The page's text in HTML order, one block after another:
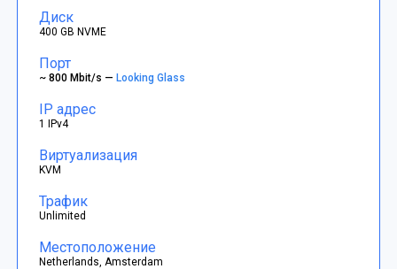
Диск
400 GB NVME
Порт
~ 800 Mbit/s —Looking Glass
IP адрес
1 IPv4
Виртуализация
KVM
Трафик
Unlimited
Местоположение
Netherlands, Amsterdam